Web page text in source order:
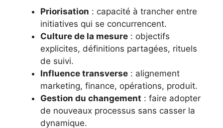
Priorisation : capacité à trancher entre
initiatives qui se concurrencent.
Culture de la mesure : objectifs
explicites, définitions partagées, rituels
de suivi.
Influence transverse : alignement
marketing, finance, opérations, produit.
Gestion du changement : faire adopter
de nouveaux processus sans casser la
dynamique.